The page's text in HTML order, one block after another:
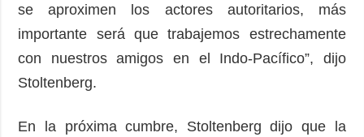
se aproximen los actores autoritarios, más
importante será que trabajemos estrechamente
con nuestros amigos en el Indo-Pacífico”, dijo
Stoltenberg.
En la próxima cumbre, Stoltenberg dijo que la